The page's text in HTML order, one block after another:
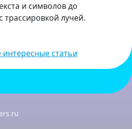
и символов до
трассировкой лучей.
интересные статьи